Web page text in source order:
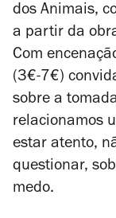
dos Animais,
a partir da
Com
(3€-7€)
sobre a
relacionamos
estar atento,
questionar,
medo.